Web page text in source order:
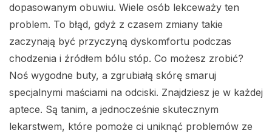
dopasowanym obuwiu. Wiele osób lekceważy ten
problem. To błąd, gdyż z czasem zmiany takie
zaczynają być przyczyną dyskomfortu podczas
chodzenia i źródłem bólu stóp. Co możesz zrobić?
Noś wygodne buty, a zgrubiałą skórę smaruj
specjalnymi maściami na odciski. Znajdziesz je w każdej
aptece. Są tanim, a jednocześnie skutecznym
lekarstwem, które pomoże ci uniknąć problemów ze